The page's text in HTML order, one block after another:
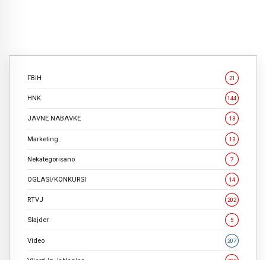
FBiH 21
HNK 144
JAVNE NABAVKE 13
Marketing 13
Nekategorisano 7
OGLASI/KONKURSI 14
RTVJ 202
Slajder 5
Video 207